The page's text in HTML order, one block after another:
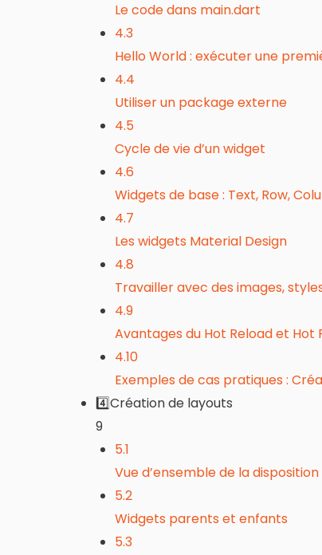
Le code dans main.dart
4.3
Hello World : exécuter une
4.4
Utiliser un package externe
4.5
Cycle de vie d’un widget
4.6
Widgets de base : Text, Row,
4.7
Les widgets Material Design
4.8
Travailler avec des images,
4.9
Avantages du Hot Reload et Hot
4.10
Exemples de cas pratiques :
4️⃣Création de layouts
9
5.1
Vue d’ensemble de la
5.2
Widgets parents et enfants
5.3